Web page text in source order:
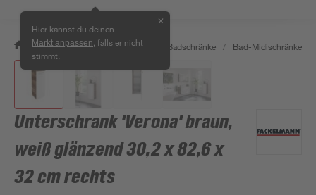
Hier kannst du deinen
Markt anpassen , falls er nicht
stimmt.
✕
/ Bad & Sanitär / Badmöbel Badschränke / Bad-Midischränke
Unterschrank 'Verona' braun,
weiß glänzend 30,2 x 82,6 x
32 cm rechts